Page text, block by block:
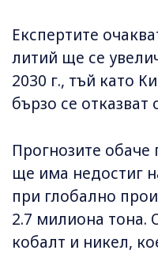
Експертите
литий ще се
2030 г., тъй като
бързо се отказват
Прогнозите обаче
ще има недостиг
при глобално
2.7 милиона тона.
кобалт и никел,